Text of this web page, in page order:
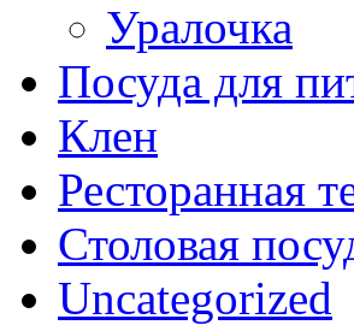
Уралочка
Посуда для
Клен
Ресторанная
Столовая
Uncategorized